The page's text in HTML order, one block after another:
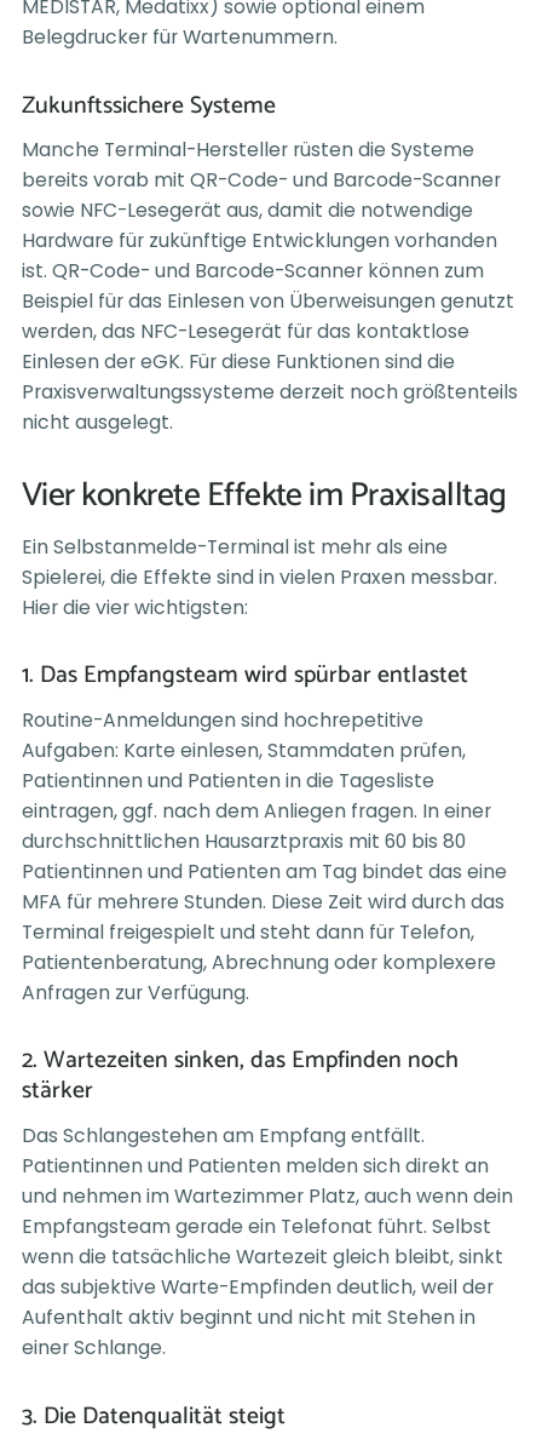
MEDISTAR, Medatixx) sowie optional einem
Belegdrucker für Wartenummern.
Zukunftssichere Systeme
Manche Terminal-Hersteller rüsten die Systeme
bereits vorab mit QR-Code- und Barcode-Scanner
sowie NFC-Lesegerät aus, damit die notwendige
Hardware für zukünftige Entwicklungen vorhanden
ist. QR-Code- und Barcode-Scanner können zum
Beispiel für das Einlesen von Überweisungen genutzt
werden, das NFC-Lesegerät für das kontaktlose
Einlesen der eGK. Für diese Funktionen sind die
Praxisverwaltungssysteme derzeit noch größtenteils
nicht ausgelegt.
Vier konkrete Effekte im Praxisalltag
Ein Selbstanmelde-Terminal ist mehr als eine
Spielerei, die Effekte sind in vielen Praxen messbar.
Hier die vier wichtigsten:
1. Das Empfangsteam wird spürbar entlastet
Routine-Anmeldungen sind hochrepetitive
Aufgaben: Karte einlesen, Stammdaten prüfen,
Patientinnen und Patienten in die Tagesliste
eintragen, ggf. nach dem Anliegen fragen. In einer
durchschnittlichen Hausarztpraxis mit 60 bis 80
Patientinnen und Patienten am Tag bindet das eine
MFA für mehrere Stunden. Diese Zeit wird durch das
Terminal freigespielt und steht dann für Telefon,
Patientenberatung, Abrechnung oder komplexere
Anfragen zur Verfügung.
2. Wartezeiten sinken, das Empfinden noch
stärker
Das Schlangestehen am Empfang entfällt.
Patientinnen und Patienten melden sich direkt an
und nehmen im Wartezimmer Platz, auch wenn dein
Empfangsteam gerade ein Telefonat führt. Selbst
wenn die tatsächliche Wartezeit gleich bleibt, sinkt
das subjektive Warte-Empfinden deutlich, weil der
Aufenthalt aktiv beginnt und nicht mit Stehen in
einer Schlange.
3. Die Datenqualität steigt